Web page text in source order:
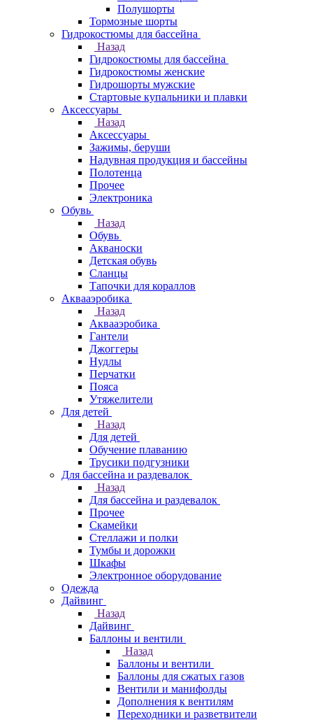
Полушорты
Тормозные шорты
Гидрокостюмы для бассейна
Назад
Гидрокостюмы для бассейна
Гидрокостюмы женские
Гидрошорты мужские
Стартовые купальники и плавки
Аксессуары
Назад
Аксессуары
Зажимы, беруши
Надувная продукция и бассейны
Полотенца
Прочее
Электроника
Обувь
Назад
Обувь
Акваноски
Детская обувь
Сланцы
Тапочки для кораллов
Аквааэробика
Назад
Аквааэробика
Гантели
Джоггеры
Нудлы
Перчатки
Пояса
Утяжелители
Для детей
Назад
Для детей
Обучение плаванию
Трусики подгузники
Для бассейна и раздевалок
Назад
Для бассейна и раздевалок
Прочее
Скамейки
Стеллажи и полки
Тумбы и дорожки
Шкафы
Электронное оборудование
Одежда
Дайвинг
Назад
Дайвинг
Баллоны и вентили
Назад
Баллоны и вентили
Баллоны для сжатых газов
Вентили и манифолды
Дополнения к вентилям
Переходники и разветвители